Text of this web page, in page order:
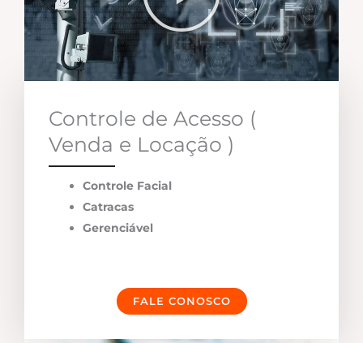
Controle de Acesso (
Venda e Locação )
Controle Facial
Catracas
Gerenciável
FALE CONOSCO